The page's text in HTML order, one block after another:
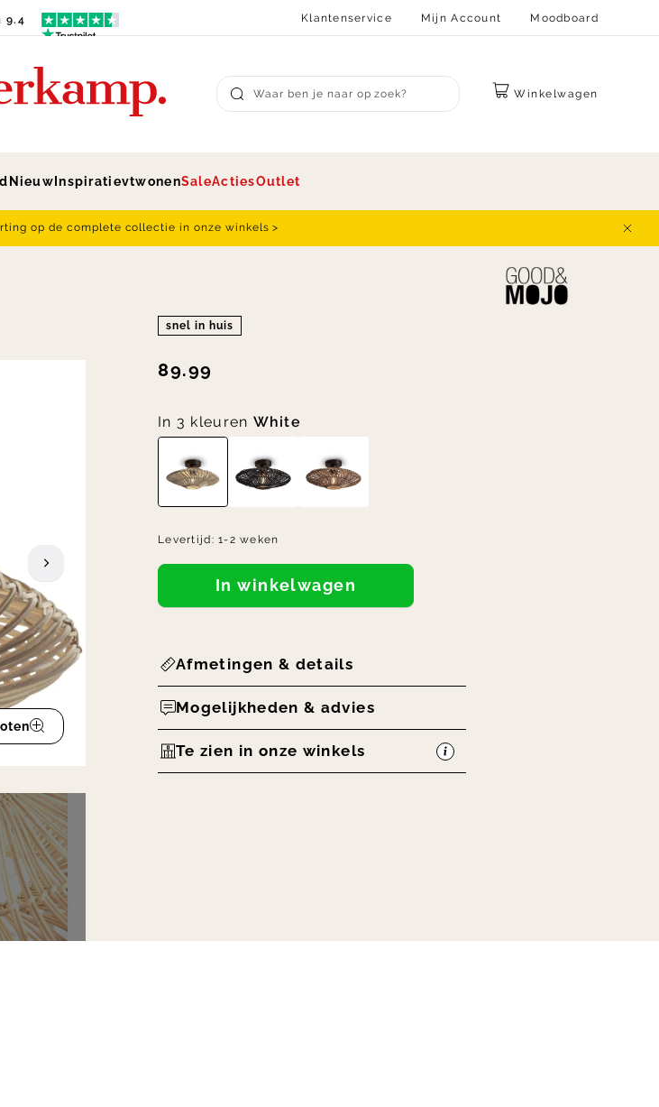
9.4 Klantenservice Mijn Account Moodboard
Submit search
Winkelwagen
Nieuw InspiratievtwonenSaleActiesOutlet
op de complete collectie in onze winkels >
snel in huis
89.99
In 3 kleuren White
Levertijd:1-2 weken
In winkelwagen
Afmetingen & details
Mogelijkheden & advies
Te zien in onze winkels